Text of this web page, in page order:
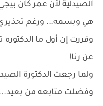
الصيدلية لأن عمر كان
هي وبسمه... ورغم
وقررت إن أول ما
عن رنا!
ولما رجعت الدكتورة
وفضلت متابعه من بعيد...